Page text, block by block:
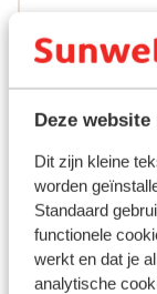
Deze
Dit zijn kleine
worden
Standaard
functionele
werkt en dat je
analytische
Dit zijn 100%
Meer over
8.1 35
Meest geboekt